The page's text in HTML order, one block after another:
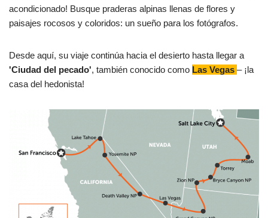
acondicionado! Busque praderas alpinas llenas de flores y
paisajes rocosos y coloridos: un sueño para los fotógrafos.
Desde aquí, su viaje continúa hacia el desierto hasta llegar a
'Ciudad del pecado', también conocido como Las Vegas – ¡la
casa del hedonista!